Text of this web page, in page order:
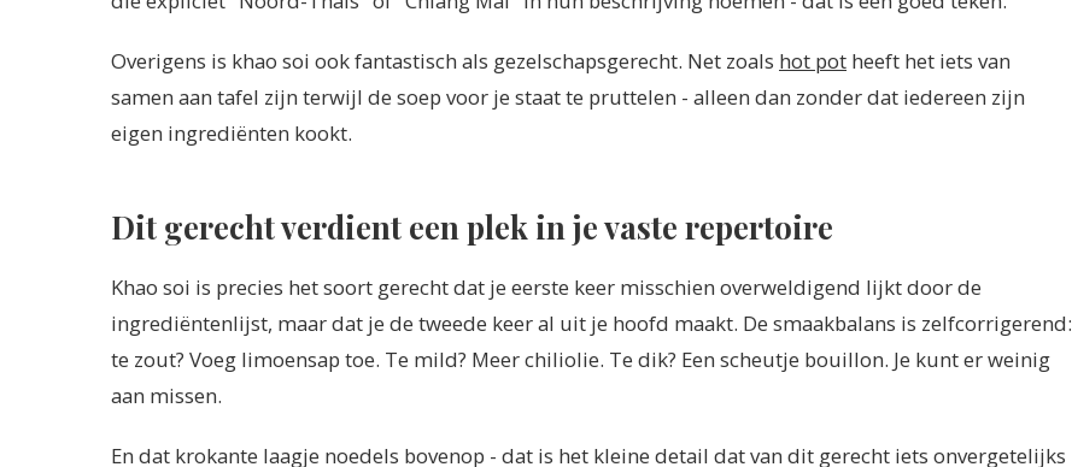
Overigens is khao soi ook fantastisch als gezelschapsgerecht. Net zoals hot pot heeft het iets van
samen aan tafel zijn terwijl de soep voor je staat te pruttelen - alleen dan zonder dat iedereen zijn
eigen ingrediënten kookt.
Dit gerecht verdient een plek in je vaste repertoire
Khao soi is precies het soort gerecht dat je eerste keer misschien overweldigend lijkt door de
ingrediëntenlijst, maar dat je de tweede keer al uit je hoofd maakt. De smaakbalans is zelfcorrigerend:
te zout? Voeg limoensap toe. Te mild? Meer chiliolie. Te dik? Een scheutje bouillon. Je kunt er weinig
aan missen.
En dat krokante laagje noedels bovenop - dat is het kleine detail dat van dit gerecht iets onvergetelijks